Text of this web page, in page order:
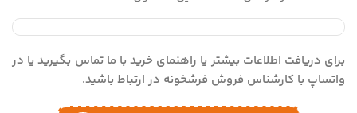
برای دریافت اطلاعات بیشتر یا راهنمای خرید با ما تماس بگیرید یا در
واتساپ با کارشناس فروش فرشخونه در ارتباط باشید.